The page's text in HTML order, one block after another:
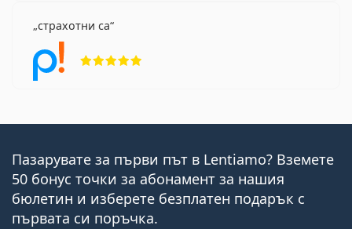
страхотни са
Пазарувате за първи път в Lentiamo? Вземете
50 бонус точки за абонамент за нашия
бюлетин и изберете безплатен подарък с
първата си поръчка.